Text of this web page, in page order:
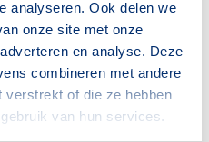
analyseren. Ook delen we
onze site met onze
en analyse. Deze
combineren met andere
verstrekt of die ze hebben
van hun services.
in Burghplan